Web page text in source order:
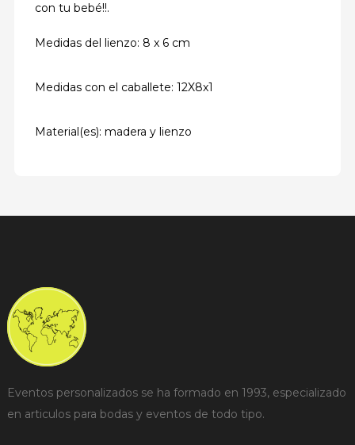
con tu bebé!!.
Medidas del lienzo: 8 x 6 cm
Medidas con el caballete: 12X8x1
Material(es): madera y lienzo
Eventos personalizados se ha formado en 1993, especializado
en articulos para bodas y eventos de todo tipo.